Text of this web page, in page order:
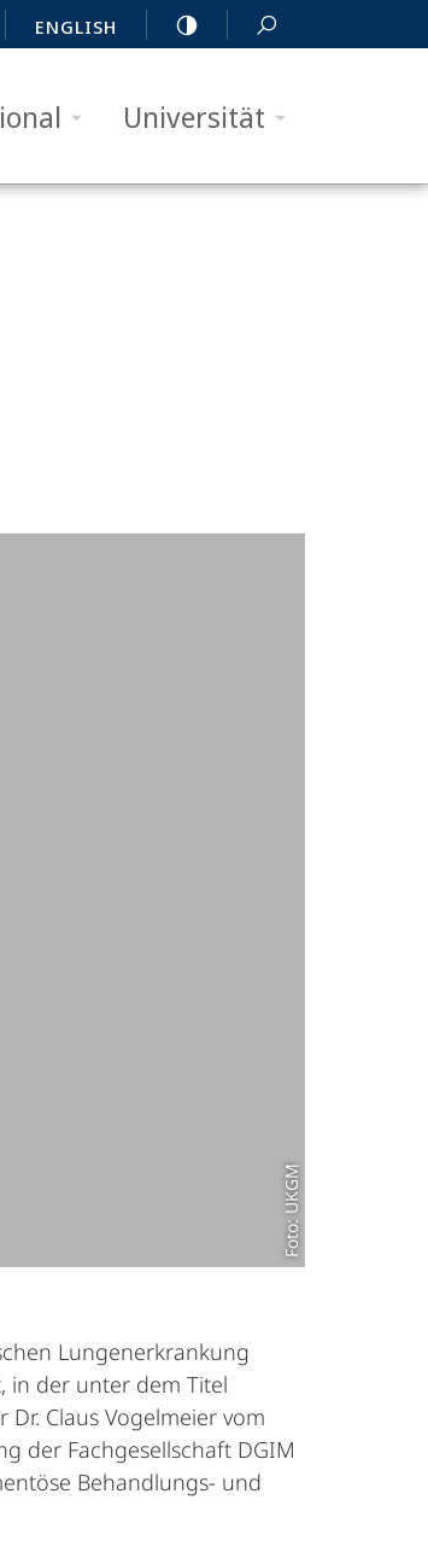
ENGLISH
Universität
Foto: UKGM
Lungenerkrankung
in der unter dem Titel
Dr. Claus Vogelmeier vom
der Fachgesellschaft DGIM
Behandlungs- und